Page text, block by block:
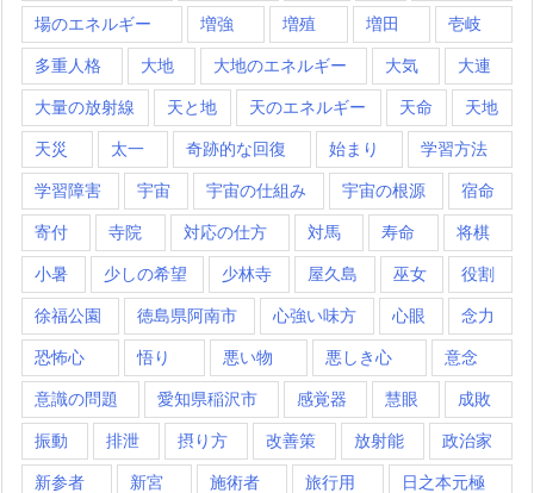
場のエネルギー 増強 増殖 増田 壱岐
多重人格 大地 大地のエネルギー 大気 大連
大量の放射線 天と地 天のエネルギー 天命 天地
天災 太一 奇跡的な回復 始まり 学習方法
学習障害 宇宙 宇宙の仕組み 宇宙の根源 宿命
寄付 寺院 対応の仕方 対馬 寿命 将棋
小暑 少しの希望 少林寺 屋久島 巫女 役割
徐福公園 徳島県阿南市 心強い味方 心眼 念力
恐怖心 悟り 悪い物 悪しき心 意念
意識の問題 愛知県稲沢市 感覚器 慧眼 成敗
振動 排泄 摂り方 改善策 放射能 政治家
新参者 新宮 施術者 旅行用 日之本元極